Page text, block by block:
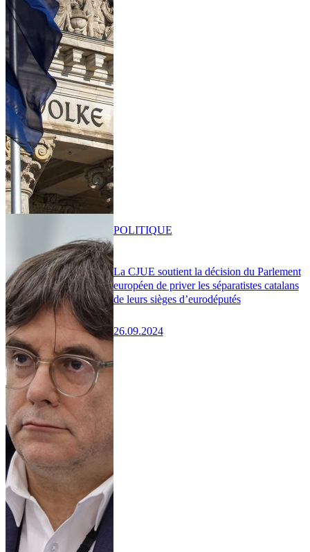
La CJUE soutient la décision du Parlement
européen de priver les séparatistes catalans
de leurs sièges d’eurodéputés
26.09.2024
POLITIQUE